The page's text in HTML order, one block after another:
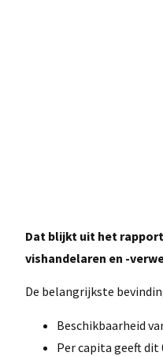
Dat blijkt uit het rapport
vishandelaren en -
De belangrijkste
Beschikbaarheid
Per capita geeft dit